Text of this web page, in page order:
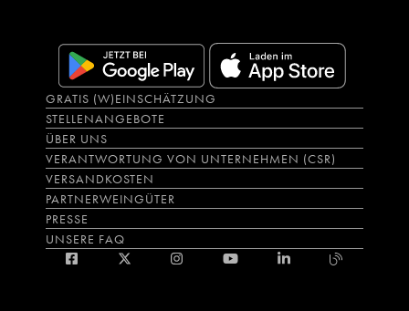
GRATIS (W)EINSCHÄTZUNG
STELLENANGEBOTE
ÜBER UNS
VERANTWORTUNG VON UNTERNEHMEN (CSR)
VERSANDKOSTEN
PARTNERWEINGÜTER
PRESSE
UNSERE FAQ